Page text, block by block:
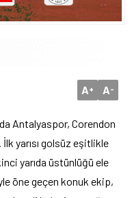
A+ A-
Antalyaspor, Corendon
İlk yarısı golsüz eşitlikle
yarıda üstünlüğü ele
öne geçen konuk ekip,